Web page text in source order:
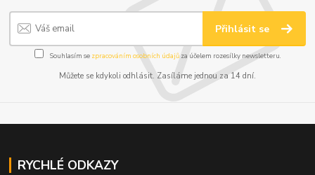
Přihlásit se
Souhlasím se zpracováním osobních údajůza účelem rozesílky newsletteru.
Můžete se kdykoli odhlásit. Zasíláme jednou za 14 dní.
RYCHLÉ ODKAZY